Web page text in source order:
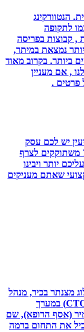
בפריסה
נמצאת במיתר,
בקרוב מאוד
אם מעניין
.
יש לכם עסק
לצרף
יותר ויבינו
שאתם מעניקים
מצנתר בכיר, מנהל
תחום חסימות כליליות כרוניות (CTO) במערך
(אסף הרופא), שם
את התחום ברמה